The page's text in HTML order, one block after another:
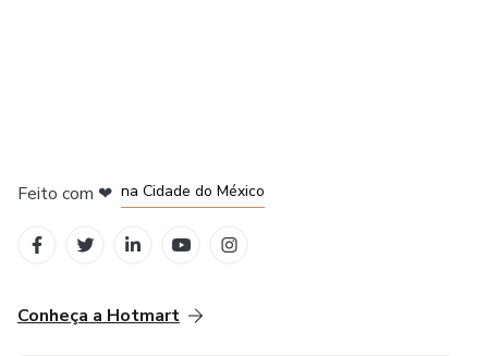
Feito com ❤ na Cidade do México
Conheça a Hotmart